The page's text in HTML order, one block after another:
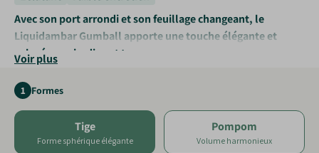
Avec son port arrondi et son feuillage changeant, le
Liquidambar Gumball apporte une touche élégante et
colorée aux jardins et terrasses.
automne
Forme sphérique naturelle
: idéale en ornement isolé
Arbre compact
: parfait pour petits espaces
Voir plus
1 Formes
Tige
Forme sphérique élégante
Pompom
Volume harmonieux